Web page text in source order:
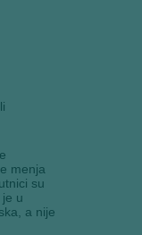
menja
su
u
a nije